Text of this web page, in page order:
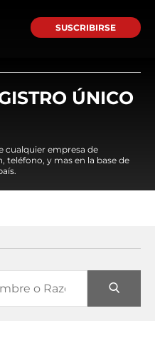
SUSCRIBIRSE
ÚNICO
cualquier empresa de
teléfono, y mas en la base de